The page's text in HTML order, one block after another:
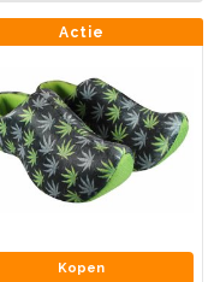
Actie
Kopen